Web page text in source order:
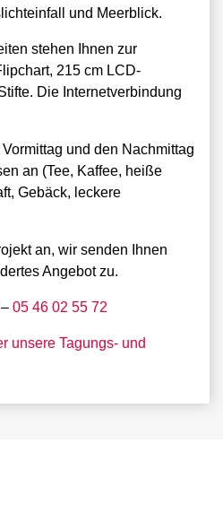
und Meerblick.
stehen Ihnen zur
215 cm LCD-
Die Internetverbindung
und den Nachmittag
an (Tee, Kaffee, heiße
Gebäck, leckere
an, wir senden Ihnen
Angebot zu.
– 05 46 02 55 72
unsere Tagungs- und